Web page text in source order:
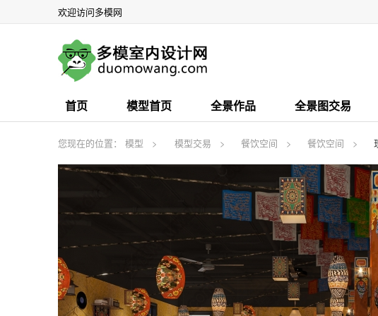
欢迎访问多模网
首页 模型首页 全景作品 全景图交易
您现在的位置： 模型 模型交易 餐饮空间 餐饮空间